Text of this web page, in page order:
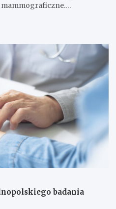
mammograficzne.…
badania